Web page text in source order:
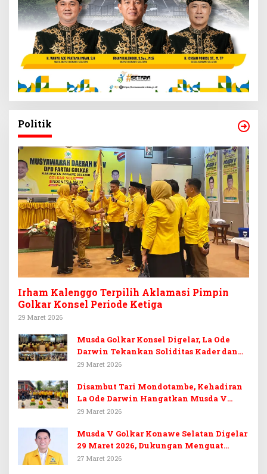
Politik
Irham Kalenggo Terpilih Aklamasi Pimpin
Golkar Konsel Periode Ketiga
29 Maret 2026
Musda Golkar Konsel Digelar, La Ode
Darwin Tekankan Soliditas Kader dan
Target 14 Kursi DPRD Konawe Selatan
29 Maret 2026
Disambut Tari Mondotambe, Kehadiran
La Ode Darwin Hangatkan Musda V
Golkar Konsel
29 Maret 2026
Musda V Golkar Konawe Selatan Digelar
29 Maret 2026, Dukungan Menguat
untuk Irham Kalenggo
27 Maret 2026